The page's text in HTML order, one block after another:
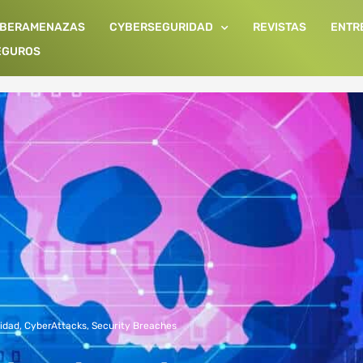
CYBERSEGURIDAD REVISTAS
, CyberAttacks, Security Breaches